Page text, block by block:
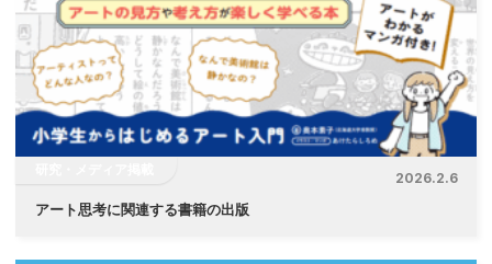
2026.2.6
アート思考に関連する書籍の出版